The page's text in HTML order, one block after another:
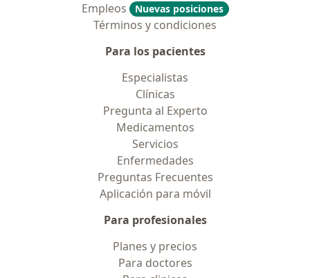
Empleos
Nuevas posiciones
Términos y condiciones
Para los pacientes
Especialistas
Clínicas
Pregunta al Experto
Medicamentos
Servicios
Enfermedades
Preguntas Frecuentes
Aplicación para móvil
Para profesionales
Planes y precios
Para doctores